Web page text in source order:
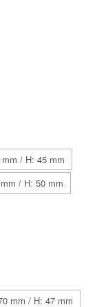
/ H: 45 mm
/ H: 50 mm
mm / H: 47 mm